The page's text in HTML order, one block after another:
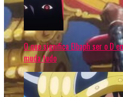
O que significa Elbaph ser o D
muda tudo